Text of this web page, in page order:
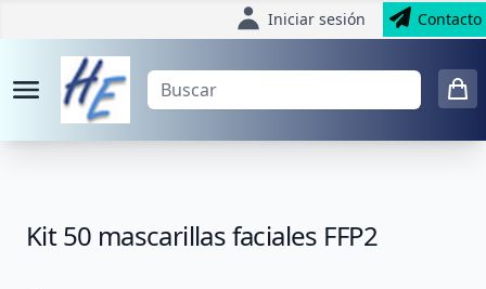
Iniciar sesión Contacto
Kit 50 mascarillas faciales FFP2